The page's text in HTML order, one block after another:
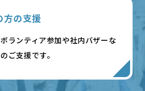
方の支援
ランティア参加や社内バザーな
ご支援です。